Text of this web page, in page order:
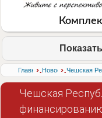
Главная›
Новости›
Чешская